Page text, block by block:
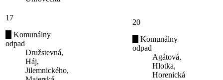
17
Komunálny
odpad
Družstevná,
Háj,
Jilemnického,
20
Komunálny
odpad
Agátová,
Hlotka,
Horenická